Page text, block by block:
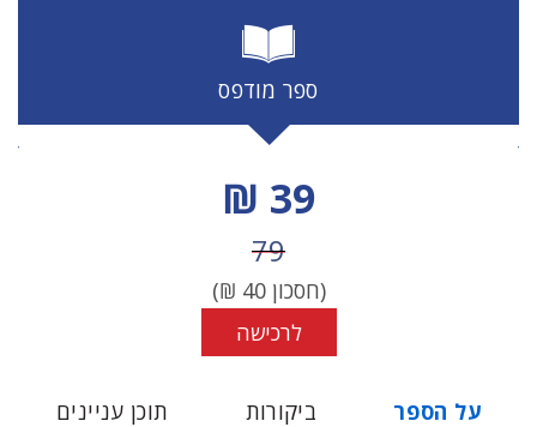
ספר מודפס
מחיר הנחה
39 ₪
מחיר לפני הנחה
79
(חסכון40
₪)
לרכישה
על הספר ביקורות תוכן עניינים